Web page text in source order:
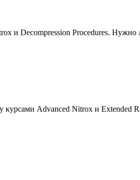
и Decompression Procedures.
курсами Advanced Nitrox и Extended